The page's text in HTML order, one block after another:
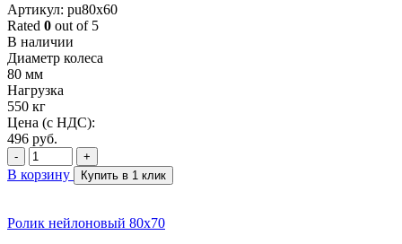
Артикул: pu80x60
Rated 0 out of 5
В наличии
Диаметр колеса
80 мм
Нагрузка
550 кг
Цена (с НДС):
496 руб.
- +
В корзину Купить в 1 клик
Ролик нейлоновый 80х70